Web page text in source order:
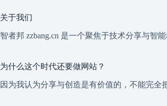
关于我们
智者邦 zzbang.cn 是一个聚焦于技术分享与智
为什么这个时代还要做网站？
因为我认为分享与创造是有价值的，不能完全